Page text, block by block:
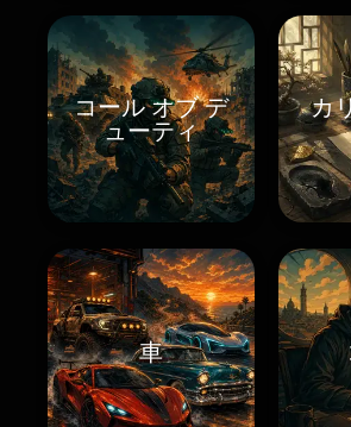
コール オブ デ
ューティ
カ
車